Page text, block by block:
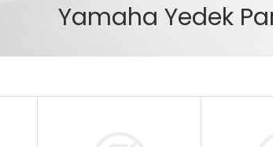
Yamaha Yedek